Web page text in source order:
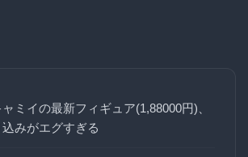
ャミイの最新フィギュア(1,88000円)、
みがエグすぎる